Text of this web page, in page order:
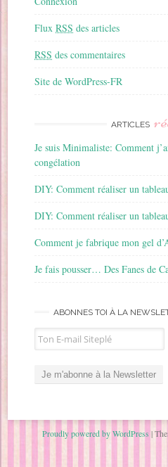
FluxRSS des articles
RSS des commentaires
Site de WordPress-FR
ARTICLES
Je suis Minimaliste: Comment
congélation
DIY: Comment réaliser un
DIY: Comment réaliser un
Comment je fabrique mon gel
Je fais pousser… Des Fanes de
ABONNES TOI À LA
Proudly powered by WordPress |